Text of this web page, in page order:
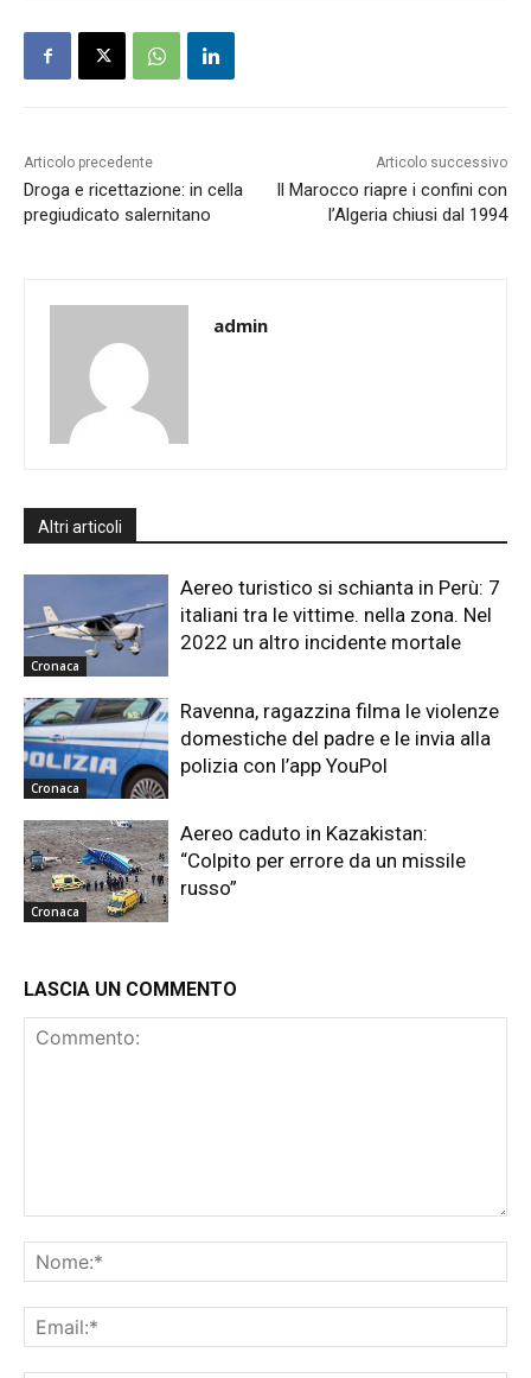
Articolo precedente
Droga e ricettazione: in cella
pregiudicato salernitano
Articolo successivo
Il Marocco riapre i confini con
l’Algeria chiusi dal 1994
admin
Altri articoli
Cronaca
Aereo turistico si schianta in Perù: 7
italiani tra le vittime. nella zona. Nel
2022 un altro incidente mortale
Cronaca
Ravenna, ragazzina filma le violenze
domestiche del padre e le invia alla
polizia con l’app YouPol
Cronaca
Aereo caduto in Kazakistan:
“Colpito per errore da un missile
russo”
LASCIA UN COMMENTO